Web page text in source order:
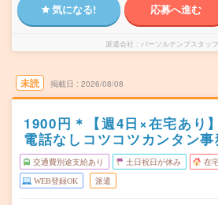
気になる! 応募へ進む
派遣会社 パーソルテンプスタッ
未読 掲載日 2026/08/08
1900円＊【週4日×在宅あり
電話なしコツコツカンタン事
交通費別途支給あり 土日祝日が休み 在
WEB登録OK 派遣